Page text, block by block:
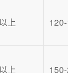
上
上